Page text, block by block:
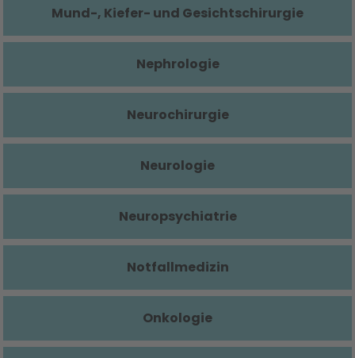
Mund-, Kiefer- und Gesichtschirurgie
Nephrologie
Neurochirurgie
Neurologie
Neuropsychiatrie
Notfallmedizin
Onkologie